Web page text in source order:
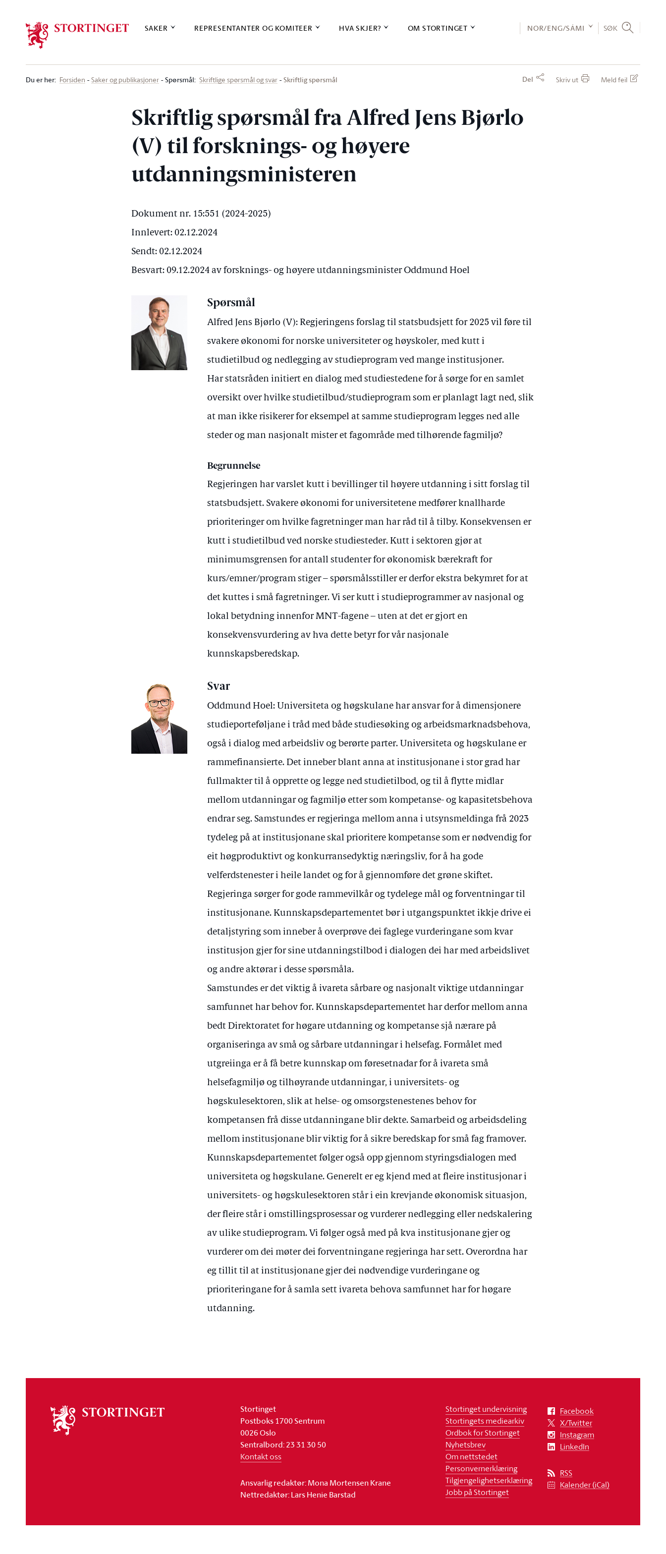
SAKER REPRESENTANTER OG KOMITEER HVA SKJER? OM STORTINGET NOR/ENG/SÁMI SØK
Du er her: Forsiden Saker og publikasjoner Spørsmål: Skriftlige spørsmål og svar Skriftlig spørsmål Del Skriv ut Meld feil
Skriftlig spørsmål fra Alfred Jens Bjørlo
(V) til forsknings- og høyere
utdanningsministeren
Dokument nr. 15:551 (2024-2025)
Innlevert: 02.12.2024
Sendt: 02.12.2024
Besvart: 09.12.2024 av forsknings- og høyere utdanningsminister Oddmund Hoel
Spørsmål
Alfred Jens Bjørlo (V): Regjeringens forslag til statsbudsjett for 2025 vil føre til
svakere økonomi for norske universiteter og høyskoler, med kutt i
studietilbud og nedlegging av studieprogram ved mange institusjoner.
Har statsråden initiert en dialog med studiestedene for å sørge for en samlet
oversikt over hvilke studietilbud/studieprogram som er planlagt lagt ned, slik
at man ikke risikerer for eksempel at samme studieprogram legges ned alle
steder og man nasjonalt mister et fagområde med tilhørende fagmiljø?
Begrunnelse
Regjeringen har varslet kutt i bevillinger til høyere utdanning i sitt forslag til
statsbudsjett. Svakere økonomi for universitetene medfører knallharde
prioriteringer om hvilke fagretninger man har råd til å tilby. Konsekvensen er
kutt i studietilbud ved norske studiesteder. Kutt i sektoren gjør at
minimumsgrensen for antall studenter for økonomisk bærekraft for
kurs/emner/program stiger – spørsmålsstiller er derfor ekstra bekymret for at
det kuttes i små fagretninger. Vi ser kutt i studieprogrammer av nasjonal og
lokal betydning innenfor MNT-fagene – uten at det er gjort en
konsekvensvurdering av hva dette betyr for vår nasjonale
kunnskapsberedskap.
Svar
Oddmund Hoel: Universiteta og høgskulane har ansvar for å dimensjonere
studieporteføljane i tråd med både studiesøking og arbeidsmarknadsbehova,
også i dialog med arbeidsliv og berørte parter. Universiteta og høgskulane er
rammefinansierte. Det inneber blant anna at institusjonane i stor grad har
fullmakter til å opprette og legge ned studietilbod, og til å flytte midlar
mellom utdanningar og fagmiljø etter som kompetanse- og kapasitetsbehova
endrar seg. Samstundes er regjeringa mellom anna i utsynsmeldinga frå 2023
tydeleg på at institusjonane skal prioritere kompetanse som er nødvendig for
eit høgproduktivt og konkurransedyktig næringsliv, for å ha gode
velferdstenester i heile landet og for å gjennomføre det grøne skiftet.
Regjeringa sørger for gode rammevilkår og tydelege mål og forventningar til
institusjonane. Kunnskapsdepartementet bør i utgangspunktet ikkje drive ei
detaljstyring som inneber å overprøve dei faglege vurderingane som kvar
institusjon gjer for sine utdanningstilbod i dialogen dei har med arbeidslivet
og andre aktørar i desse spørsmåla.
Samstundes er det viktig å ivareta sårbare og nasjonalt viktige utdanningar
samfunnet har behov for. Kunnskapsdepartementet har derfor mellom anna
bedt Direktoratet for høgare utdanning og kompetanse sjå nærare på
organiseringa av små og sårbare utdanningar i helsefag. Formålet med
utgreiinga er å få betre kunnskap om føresetnadar for å ivareta små
helsefagmiljø og tilhøyrande utdanningar, i universitets- og
høgskulesektoren, slik at helse- og omsorgstenestenes behov for
kompetansen frå disse utdanningane blir dekte. Samarbeid og arbeidsdeling
mellom institusjonane blir viktig for å sikre beredskap for små fag framover.
Kunnskapsdepartementet følger også opp gjennom styringsdialogen med
universiteta og høgskulane. Generelt er eg kjend med at fleire institusjonar i
universitets- og høgskulesektoren står i ein krevjande økonomisk situasjon,
der fleire står i omstillingsprosessar og vurderer nedlegging eller nedskalering
av ulike studieprogram. Vi følger også med på kva institusjonane gjer og
vurderer om dei møter dei forventningane regjeringa har sett. Overordna har
eg tillit til at institusjonane gjer dei nødvendige vurderingane og
prioriteringane for å samla sett ivareta behova samfunnet har for høgare
utdanning.
stortinget
Stortinget
Postboks 1700 Sentrum
0026 Oslo
Sentralbord: 23 31 30 50
Kontakt oss
Ansvarlig redaktør: Mona Mortensen Krane
Nettredaktør: Lars Henie Barstad
Stortinget undervisning
Stortingets mediearkiv
Ordbok for Stortinget
Nyhetsbrev
Om nettstedet
Personvernerklæring
Tilgjengelighetserklæring
Jobb på Stortinget
Facebook
X/Twitter
Instagram
LinkedIn
RSS
Kalender (iCal)